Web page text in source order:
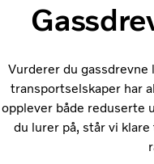
Transportløsninger
Alle modeller og drivlinjer
Finn forhandler
Nyheter
Om oss
Kontakt oss
Vurderer du
transportselskaper har
opplever både reduserte
du lurer på, står vi